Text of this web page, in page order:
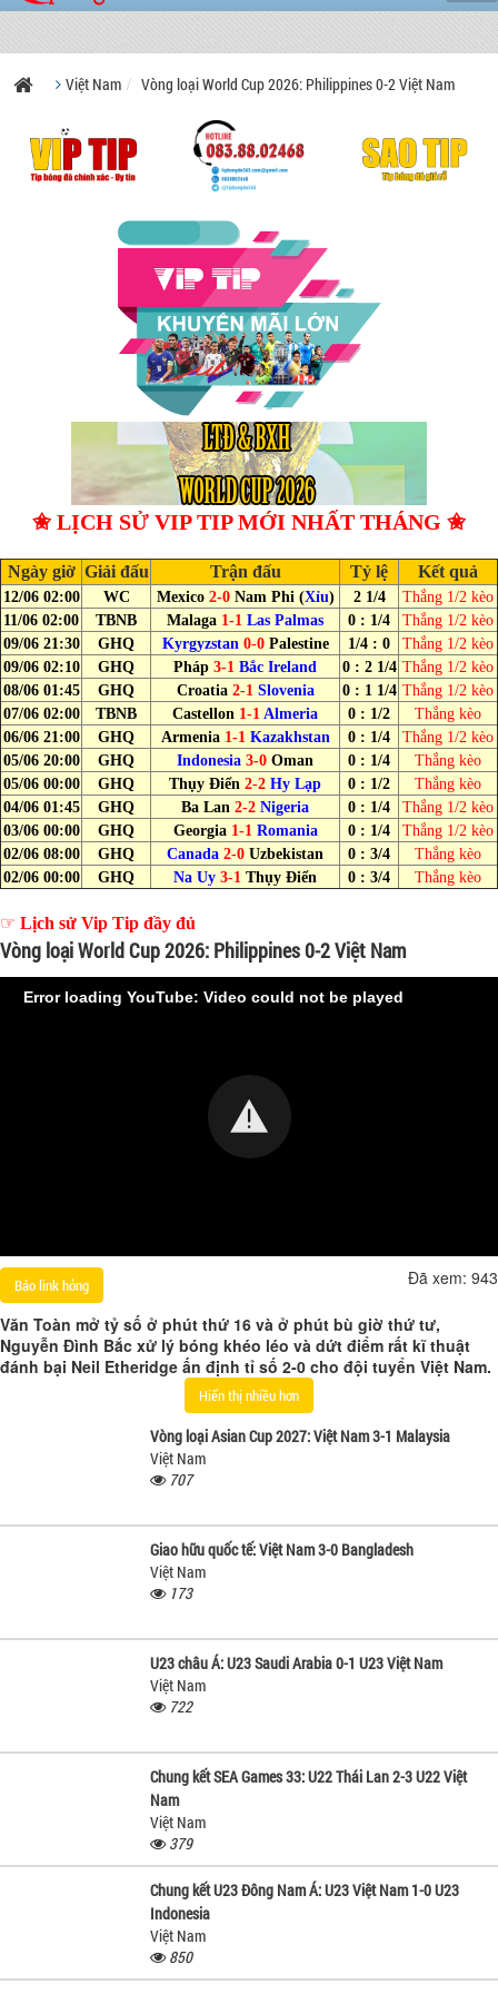
Việt Nam Vòng loại World Cup 2026: Philippines 0-2 Việt Nam
✬ LỊCH SỬ VIP TIP MỚI NHẤT THÁNG ✬
Ngày giờ Giải đấu Trận đấu Tỷ lệ Kết quả
12/06 02:00 WC Mexico 2-0 Nam Phi (Xỉu) 2 1/4
Thắng 1/2 kèo
11/06 02:00
TBNB Malaga 1-1 Las Palmas 0 : 1/4
Thắng 1/2 kèo
09/06 21:30
GHQ Kyrgyzstan 0-0Palestine 1/4 : 0
Thắng 1/2 kèo
09/06 02:10
GHQ Pháp 3-1 Bắc Ireland 0 : 2 1/4 Thắng 1/2 kèo
08/06 01:45
GHQ Croatia2-1 Slovenia 0 : 1 1/4 Thắng 1/2 kèo
07/06 02:00
TBNB Castellon 1-1 Almeria 0 : 1/2
Thắng kèo
06/06 21:00
GHQ Armenia 1-1 Kazakhstan 0 : 1/4
Thắng 1/2 kèo
05/06 20:00
GHQ Indonesia 3-0 Oman 0 : 1/4
Thắng kèo
05/06 00:00
GHQ Thụy Điển 2-2 Hy Lạp 0 : 1/2
Thắng kèo
04/06 01:45
GHQ Ba Lan 2-2 Nigeria 0 : 1/4
Thắng 1/2 kèo
03/06 00:00
GHQ Georgia 1-1 Romania 0 : 1/4
Thắng 1/2 kèo
02/06 08:00
GHQ Canada 2-0 Uzbekistan 0 : 3/4
Thắng kèo
02/06 00:00
GHQ Na Uy 3-1 Thụy Điển 0 : 3/4 Thắng kèo
☞ Lịch sử Vip Tip đầy đủ
Vòng loại World Cup 2026: Philippines 0-2 Việt Nam
Error loading YouTube: Video could not be played
Báo link hỏng Đã xem: 943
Văn Toàn mở tỷ số ở phút thứ 16 và ở phút bù giờ thứ tư,
Nguyễn Đình Bắc xử lý bóng khéo léo và dứt điểm rất kĩ thuật
đánh bại Neil Etheridge ấn định tỉ số 2-0 cho đội tuyển Việt Nam.
Hiển thị nhiều hơn
Vòng loại Asian Cup 2027: Việt Nam 3-1 Malaysia
Việt Nam
707
Giao hữu quốc tế: Việt Nam 3-0 Bangladesh
Việt Nam
173
U23 châu Á: U23 Saudi Arabia 0-1 U23 Việt Nam
Việt Nam
722
Chung kết SEA Games 33: U22 Thái Lan 2-3 U22 Việt
Nam
Việt Nam
379
Chung kết U23 Đông Nam Á: U23 Việt Nam 1-0 U23
Indonesia
Việt Nam
850